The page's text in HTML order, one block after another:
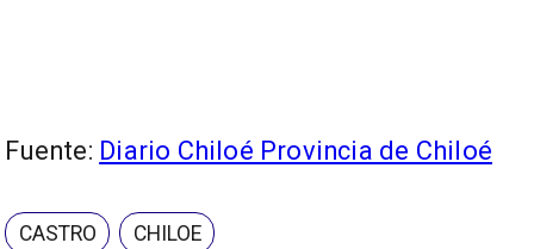
Fuente: Diario Chiloé Provincia de Chiloé
CASTRO CHILOE